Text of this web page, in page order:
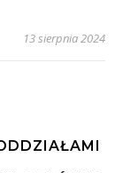
13 sierpnia 2024